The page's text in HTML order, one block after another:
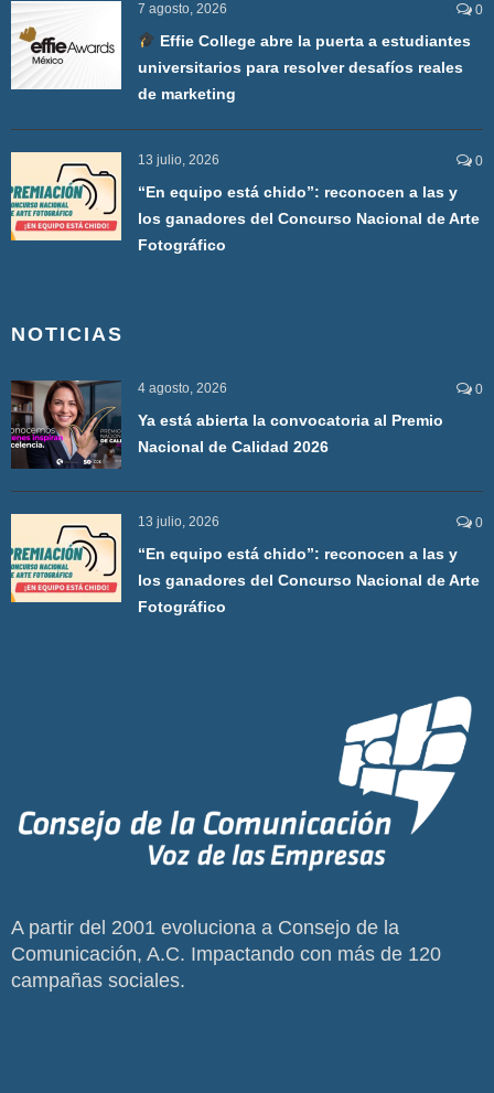
7 agosto, 2026 0
Effie College abre la puerta a estudiantes
universitarios para resolver desafíos reales
de marketing
13 julio, 2026 0
“En equipo está chido”: reconocen a las y
los ganadores del Concurso Nacional de Arte
Fotográfico
NOTICIAS
4 agosto, 2026 0
Ya está abierta la convocatoria al Premio
Nacional de Calidad 2026
13 julio, 2026 0
“En equipo está chido”: reconocen a las y
los ganadores del Concurso Nacional de Arte
Fotográfico
A partir del 2001 evoluciona a Consejo de la
Comunicación, A.C. Impactando con más de 120
campañas sociales.